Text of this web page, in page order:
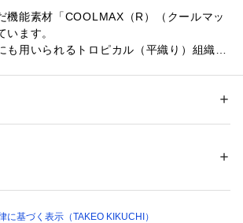
機能素材「COOLMAX（R）（クールマッ
います。
も用いられるトロピカル（平織り）組織で
りとして最適な、軽やかなテーラードジャ
たラフなカジュアルスタイルから、シャ
％
）
に基づく表示（TAKEO KIKUCHI）